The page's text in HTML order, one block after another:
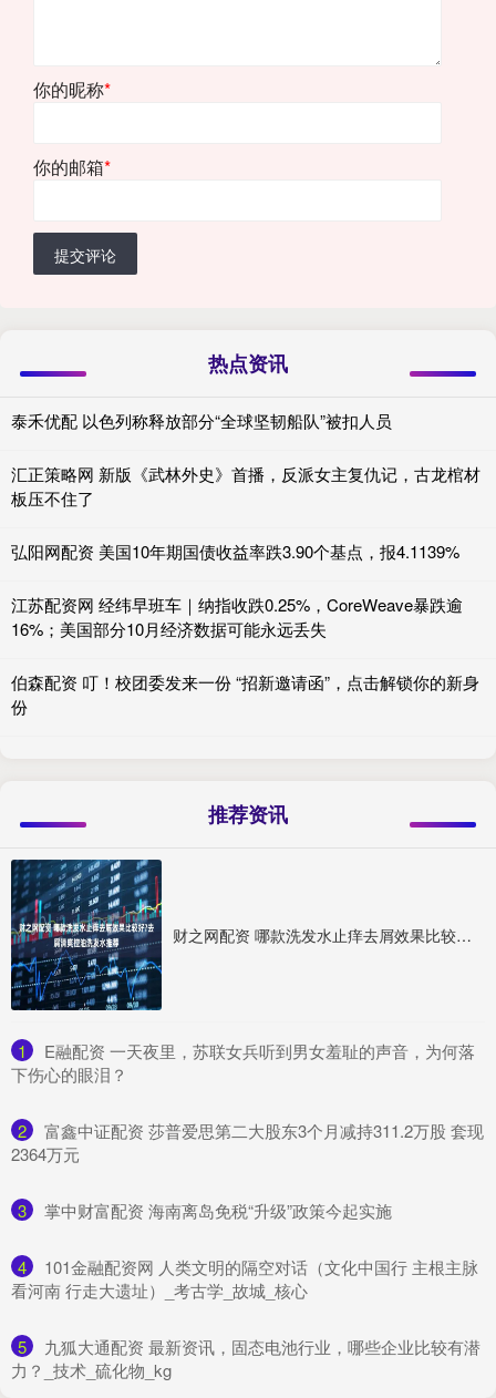
你的昵称*
你的邮箱*
提交评论
热点资讯
泰禾优配 以色列称释放部分“全球坚韧船队”被扣人员
汇正策略网 新版《武林外史》首播，反派女主复仇记，古龙棺材
板压不住了
弘阳网配资 美国10年期国债收益率跌3.90个基点，报4.1139%
江苏配资网 经纬早班车｜纳指收跌0.25%，CoreWeave暴跌逾
16%；美国部分10月经济数据可能永远丢失
伯森配资 叮！校团委发来一份 “招新邀请函”，点击解锁你的新身
份
推荐资讯
财之网配资 哪款洗发水止痒去屑效果比较好?去屑清爽控油洗发水推荐
1
​E融配资 一天夜里，苏联女兵听到男女羞耻的声音，为何落
下伤心的眼泪？
2
​富鑫中证配资 莎普爱思第二大股东3个月减持311.2万股 套现
2364万元
3 ​掌中财富配资 海南离岛免税“升级”政策今起实施
4
​101金融配资网 人类文明的隔空对话（文化中国行 主根主脉
看河南 行走大遗址）_考古学_故城_核心
5
​九狐大通配资 最新资讯，固态电池行业，哪些企业比较有潜
力？_技术_硫化物_kg